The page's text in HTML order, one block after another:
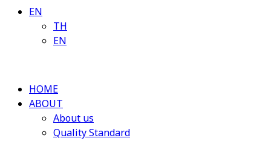
EN
TH
EN
HOME
ABOUT
About us
Quality Standard